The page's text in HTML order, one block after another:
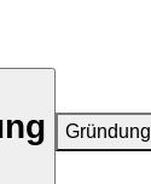
Gründung